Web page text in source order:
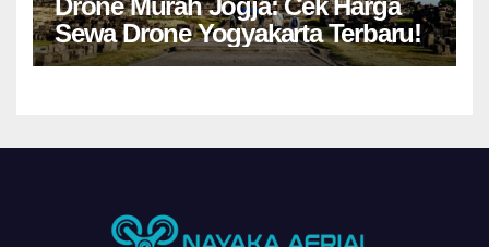
Drone Murah Jogja: Cek Harga
Sewa Drone Yogyakarta Terbaru!